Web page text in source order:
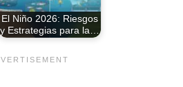
El Niño 2026: Riesgos
y Estrategias para la…